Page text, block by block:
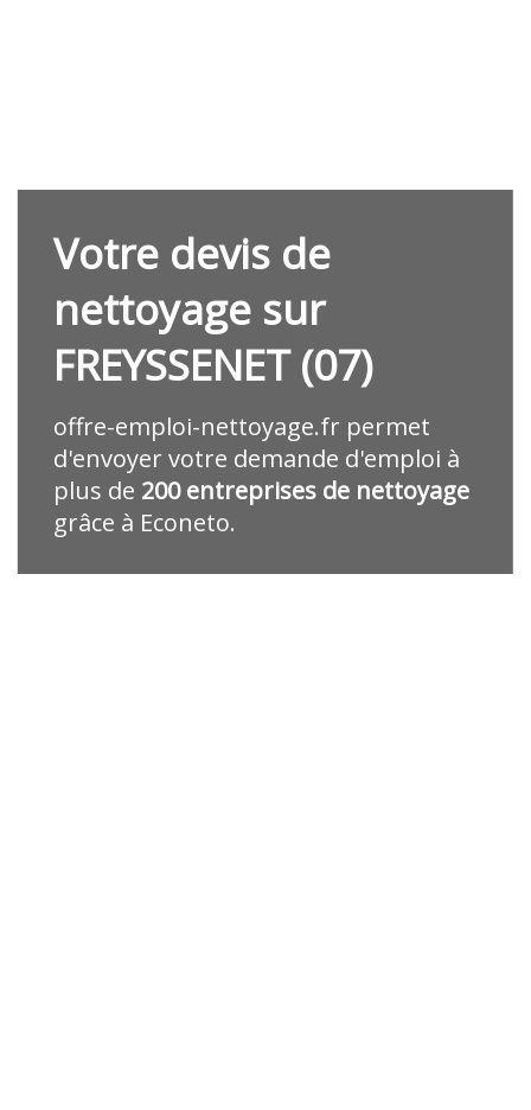
Votre devis de
nettoyage sur
FREYSSENET (07)
offre-emploi-nettoyage.fr permet
d'envoyer votre demande d'emploi à
plus de 200 entreprises de nettoyage
grâce à Econeto.